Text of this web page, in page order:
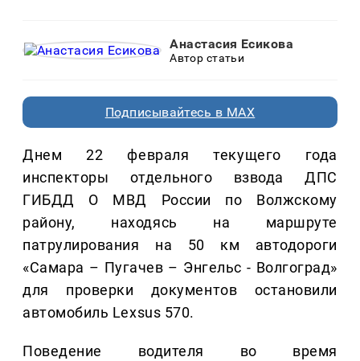
Анастасия Есикова
Автор статьи
Подписывайтесь в MAX
Днем 22 февраля текущего года
инспекторы отдельного взвода ДПС
ГИБДД О МВД России по Волжскому
району, находясь на маршруте
патрулирования на 50 км автодороги
«Самара – Пугачев – Энгельс - Волгоград»
для проверки документов остановили
автомобиль Lexsus 570.
Поведение водителя во время